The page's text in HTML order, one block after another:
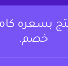
بسعره
خصم.